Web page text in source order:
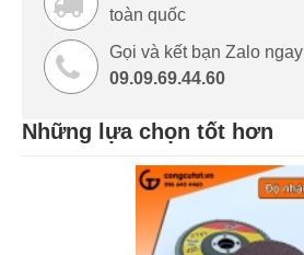
toàn quốc
Gọi và kết bạn Zalo ngay
09.09.69.44.60
Những lựa chọn tốt hơn